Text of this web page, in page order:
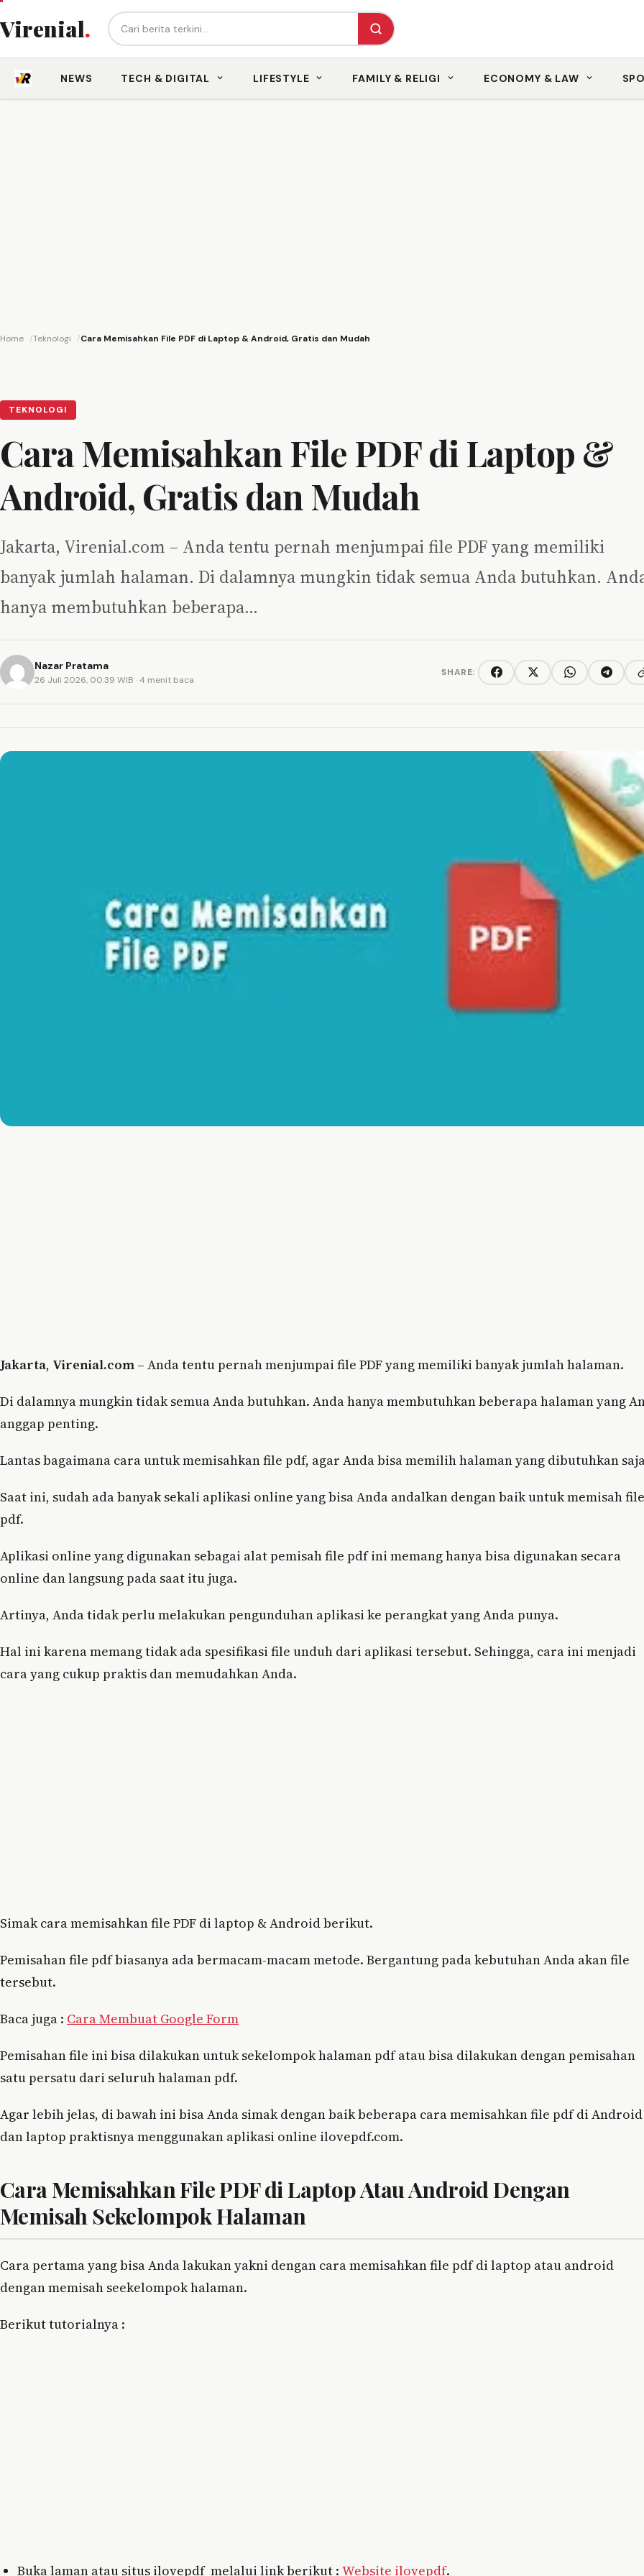
Virenial. Cari berita...
NEWS TECH & DIGITAL LIFESTYLE FAMILY & RELIGI ECONOMY & LAW
Home Teknologi Cara Memisahkan File PDF di Laptop & Android, Gratis dan Mudah
TEKNOLOGI
Cara Memisahkan File PDF di Laptop &
Android, Gratis dan Mudah
Jakarta, Virenial.com – Anda tentu pernah menjumpai file PDF yang memiliki
banyak jumlah halaman. Di dalamnya mungkin tidak semua Anda butuhkan.
hanya membutuhkan beberapa…
Nazar Pratama
26 Juli 2026, 00:39 WIB · 4 menit baca
SHARE: FacebookTwitter/XWhatsAppTelegram
Jakarta, Virenial.com – Anda tentu pernah menjumpai file PDF yang memiliki banyak jumlah halaman.
Di dalamnya mungkin tidak semua Anda butuhkan. Anda hanya membutuhkan beberapa halaman yang
anggap penting.
Lantas bagaimana cara untuk memisahkan file pdf, agar Anda bisa memilih halaman yang dibutuhkan
Saat ini, sudah ada banyak sekali aplikasi online yang bisa Anda andalkan dengan baik untuk memisah file
pdf.
Aplikasi online yang digunakan sebagai alat pemisah file pdf ini memang hanya bisa digunakan secara
online dan langsung pada saat itu juga.
Artinya, Anda tidak perlu melakukan pengunduhan aplikasi ke perangkat yang Anda punya.
Hal ini karena memang tidak ada spesifikasi file unduh dari aplikasi tersebut. Sehingga, cara ini menjadi
cara yang cukup praktis dan memudahkan Anda.
Simak cara memisahkan file PDF di laptop & Android berikut.
Pemisahan file pdf biasanya ada bermacam-macam metode. Bergantung pada kebutuhan Anda akan file
tersebut.
Baca juga : Cara Membuat Google Form
Pemisahan file ini bisa dilakukan untuk sekelompok halaman pdf atau bisa dilakukan dengan pemisahan
satu persatu dari seluruh halaman pdf.
Agar lebih jelas, di bawah ini bisa Anda simak dengan baik beberapa cara memisahkan file pdf di Android
dan laptop praktisnya menggunakan aplikasi online ilovepdf.com.
Cara Memisahkan File PDF di Laptop Atau Android Dengan
Memisah Sekelompok Halaman
Cara pertama yang bisa Anda lakukan yakni dengan cara memisahkan file pdf di laptop atau android
dengan memisah seekelompok halaman.
Berikut tutorialnya :
Buka laman atau situs ilovepdf melalui link berikut : Website ilovepdf.